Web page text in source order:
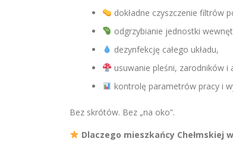
dokładne czyszczenie filtrów
odgrzybianie jednostki
dezynfekcję całego układu,
usuwanie pleśni, zarodników i
kontrolę parametrów pracy i
Bez skrótów. Bez „na oko”.
Dlaczego mieszkańcy Chełmskiej